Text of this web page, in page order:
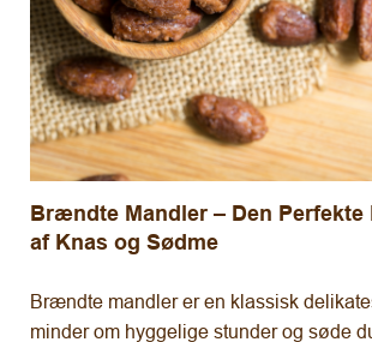
Brændte Mandler – Den Perfekte
af Knas og Sødme
Brændte mandler er en klassisk
minder om hyggelige stunder og søde